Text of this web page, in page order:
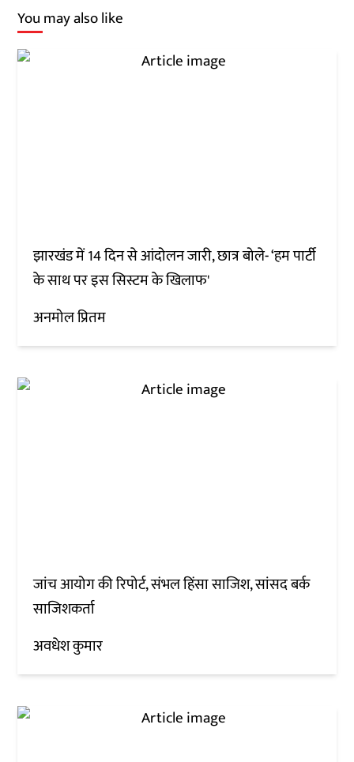
You may also like
झारखंड में 14 दिन से आंदोलन जारी, छात्र बोले- ‘हम पार्टी
के साथ पर इस सिस्टम के खिलाफ'
अनमोल प्रितम
जांच आयोग की रिपोर्ट, संभल हिंसा साजिश, सांसद बर्क
साजिशकर्ता
अवधेश कुमार